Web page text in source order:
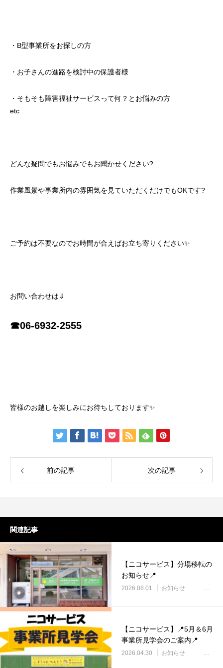
・B型事業所をお探しの方
・お子さんの進路を検討中の保護者様
・そもそも障害福祉サービスって何？とお悩みの方
etc
どんな疑問でもお悩みでもお聞かせください?
作業風景や事業所内の雰囲気を見ていただくだけでもOKです?
ご予約は不要なのでお時間が合えばお立ち寄りください✨
お問い合わせは⇓
☎06-6932-2555
皆様のお越しを楽しみにお待ちしております✨
前の記事 次の記事
関連記事
【ニコサービス】分場移転の
お知らせ📍
2026.08.01 お知らせ
【ニコサービス】📍5月＆6月
事業所見学会のご案内📍
2026.04.30 お知らせ